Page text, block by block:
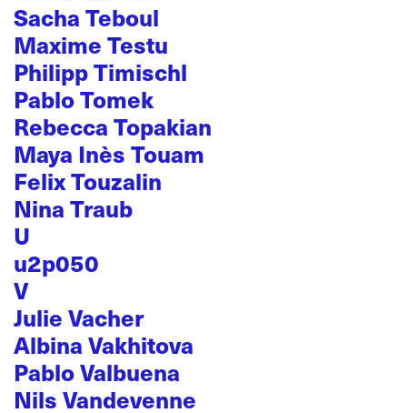
Sacha Teboul
Maxime Testu
Philipp Timischl
Pablo Tomek
Rebecca Topakian
Maya Inès Touam
Felix Touzalin
Nina Traub
U
u2p050
V
Julie Vacher
Albina Vakhitova
Pablo Valbuena
Nils Vandevenne